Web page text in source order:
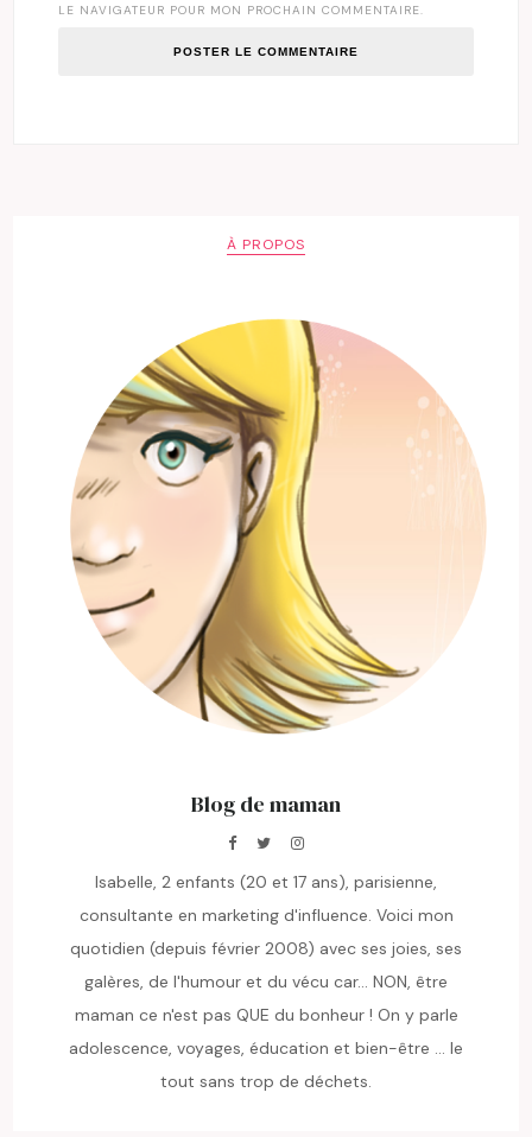
LE NAVIGATEUR POUR MON PROCHAIN COMMENTAIRE.
À PROPOS
Blog de maman
Isabelle, 2 enfants (20 et 17 ans), parisienne,
consultante en marketing d'influence. Voici mon
quotidien (depuis février 2008) avec ses joies, ses
galères, de l'humour et du vécu car... NON, être
maman ce n'est pas QUE du bonheur ! On y parle
adolescence, voyages, éducation et bien-être ... le
tout sans trop de déchets.